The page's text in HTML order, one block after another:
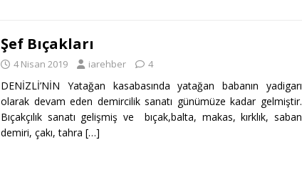
Şef Bıçakları
4 Nisan 2019 iarehber 4
DENİZLİ’NİN Yatağan kasabasında yatağan babanın yadigarı
olarak devam eden demircilik sanatı günümüze kadar gelmiştir.
Bıçakçılık sanatı gelişmiş ve bıçak,balta, makas, kırklık, saban
demiri, çakı, tahra […]